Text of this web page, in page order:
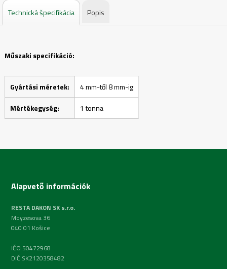
Technická špecifikácia Popis
Műszaki specifikáció:
Gyártási méretek:
4 mm-től 8 mm-ig
Mértékegység:
1 tonna
Alapvető információk
RESTA DAKON SK s.r.o.
Moyzesova 36
040 01 Košice
IČO 50472968
DIČ SK2120358482